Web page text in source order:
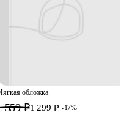
обложка
559 ₽1 299 ₽ -17%